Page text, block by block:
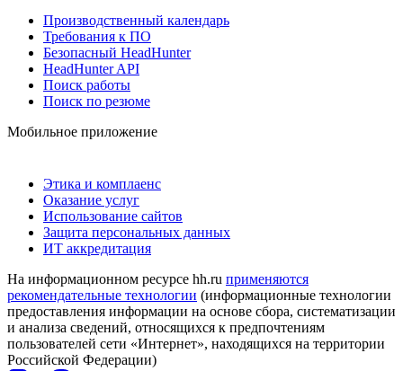
Производственный календарь
Требования к ПО
Безопасный HeadHunter
HeadHunter API
Поиск работы
Поиск по резюме
Мобильное приложение
Этика и комплаенс
Оказание услуг
Использование сайтов
Защита персональных данных
ИТ аккредитация
На информационном ресурсе hh.ru применяются
рекомендательные технологии (информационные технологии
предоставления информации на основе сбора, систематизации
и анализа сведений, относящихся к предпочтениям
пользователей сети «Интернет», находящихся на территории
Российской Федерации)